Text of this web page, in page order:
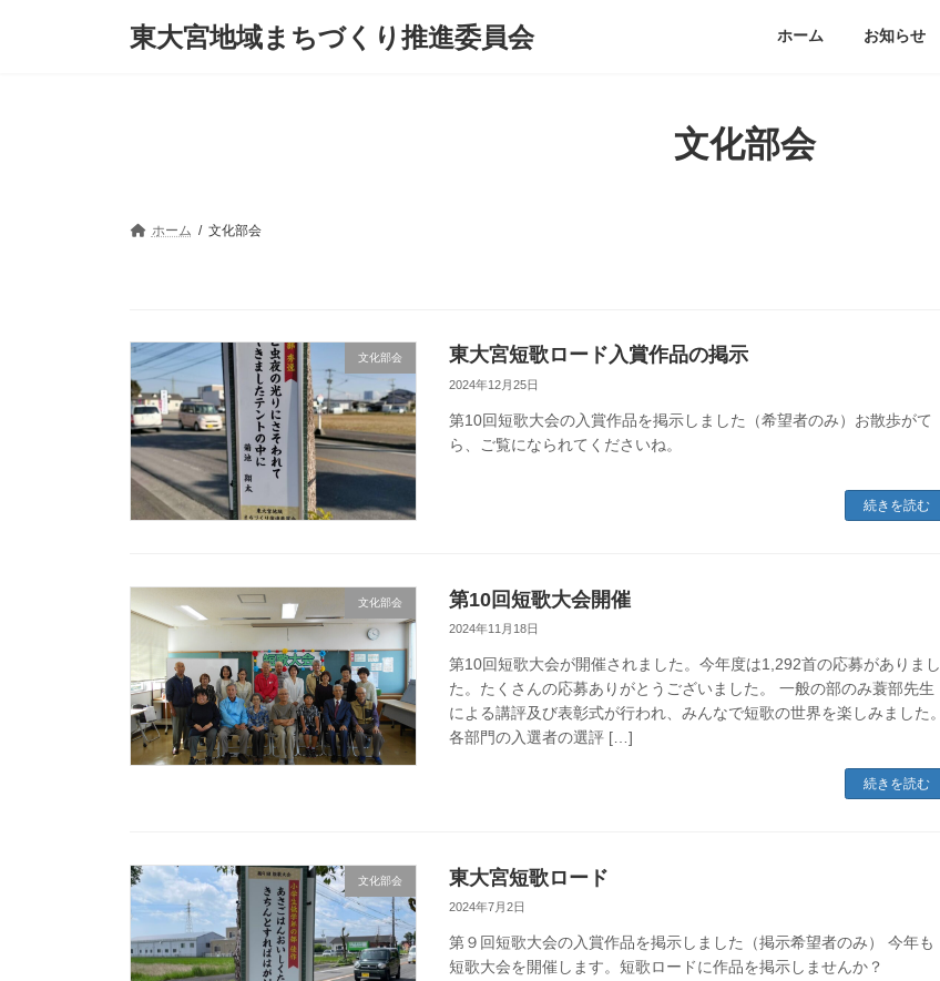
東大宮地域まちづくり推進委員会 ホーム お知らせ
文化部会
ホーム 文化部会
文化部会 東大宮短歌ロード入賞作品の掲示
2024年12月25日
第10回短歌大会の入賞作品を掲示しました（希望者のみ）お散歩がて
ら、ご覧になられてくださいね。
続きを読む
文化部会 第10回短歌大会開催
2024年11月18日
第10回短歌大会が開催されました。今年度は1,292首の応募がありまし
た。たくさんの応募ありがとうございました。 一般の部のみ蓑部先生
による講評及び表彰式が行われ、みんなで短歌の世界を楽しみました。
各部門の入選者の選評 […]
続きを読む
文化部会 東大宮短歌ロード
2024年7月2日
第９回短歌大会の入賞作品を掲示しました（掲示希望者のみ） 今年も
短歌大会を開催します。短歌ロードに作品を掲示しませんか？